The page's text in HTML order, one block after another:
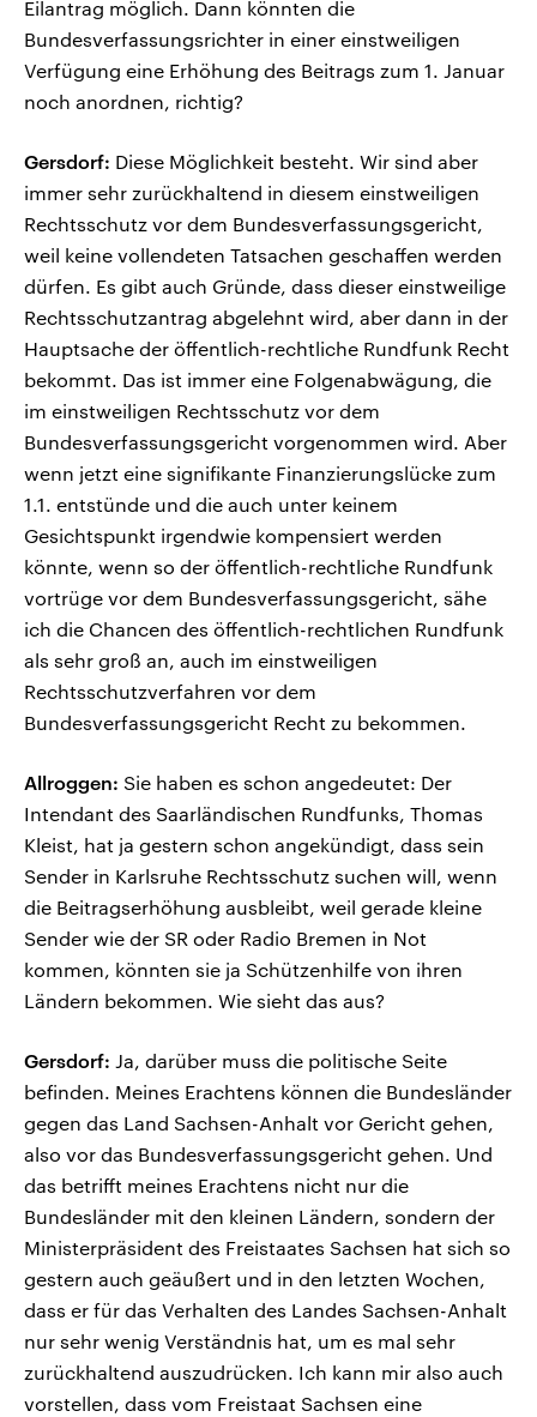
Eilantrag möglich. Dann könnten die
Bundesverfassungsrichter in einer einstweiligen
Verfügung eine Erhöhung des Beitrags zum 1. Januar
noch anordnen, richtig?
Gersdorf: Diese Möglichkeit besteht. Wir sind aber
immer sehr zurückhaltend in diesem einstweiligen
Rechtsschutz vor dem Bundesverfassungsgericht,
weil keine vollendeten Tatsachen geschaffen werden
dürfen. Es gibt auch Gründe, dass dieser einstweilige
Rechtsschutzantrag abgelehnt wird, aber dann in der
Hauptsache der öffentlich-rechtliche Rundfunk Recht
bekommt. Das ist immer eine Folgenabwägung, die
im einstweiligen Rechtsschutz vor dem
Bundesverfassungsgericht vorgenommen wird. Aber
wenn jetzt eine signifikante Finanzierungslücke zum
1.1. entstünde und die auch unter keinem
Gesichtspunkt irgendwie kompensiert werden
könnte, wenn so der öffentlich-rechtliche Rundfunk
vortrüge vor dem Bundesverfassungsgericht, sähe
ich die Chancen des öffentlich-rechtlichen Rundfunk
als sehr groß an, auch im einstweiligen
Rechtsschutzverfahren vor dem
Bundesverfassungsgericht Recht zu bekommen.
Allroggen: Sie haben es schon angedeutet: Der
Intendant des Saarländischen Rundfunks, Thomas
Kleist, hat ja gestern schon angekündigt, dass sein
Sender in Karlsruhe Rechtsschutz suchen will, wenn
die Beitragserhöhung ausbleibt, weil gerade kleine
Sender wie der SR oder Radio Bremen in Not
kommen, könnten sie ja Schützenhilfe von ihren
Ländern bekommen. Wie sieht das aus?
Gersdorf: Ja, darüber muss die politische Seite
befinden. Meines Erachtens können die Bundesländer
gegen das Land Sachsen-Anhalt vor Gericht gehen,
also vor das Bundesverfassungsgericht gehen. Und
das betrifft meines Erachtens nicht nur die
Bundesländer mit den kleinen Ländern, sondern der
Ministerpräsident des Freistaates Sachsen hat sich so
gestern auch geäußert und in den letzten Wochen,
dass er für das Verhalten des Landes Sachsen-Anhalt
nur sehr wenig Verständnis hat, um es mal sehr
zurückhaltend auszudrücken. Ich kann mir also auch
vorstellen, dass vom Freistaat Sachsen eine